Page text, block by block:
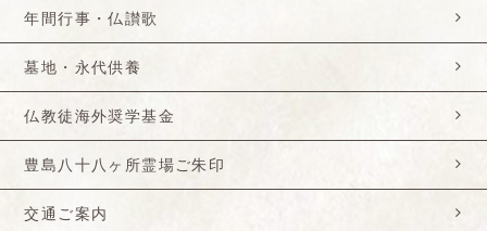
年間行事・仏讃歌
墓地・永代供養
仏教徒海外奨学基金
豊島八十八ヶ所霊場ご朱印
交通ご案内